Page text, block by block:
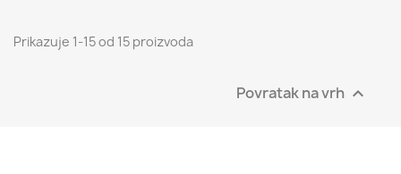
Prikazuje 1-15 od 15 proizvoda
Povratak na vrh 